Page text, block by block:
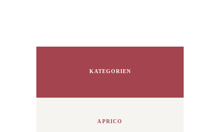
KATEGORIEN
APRICO